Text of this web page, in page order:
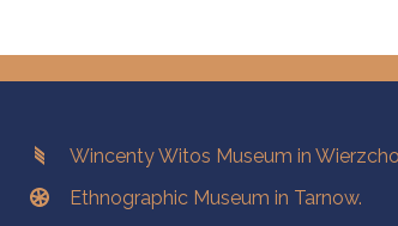
BranchesWincenty Witos Museum in
Ethnographic Museum in Tarnow.